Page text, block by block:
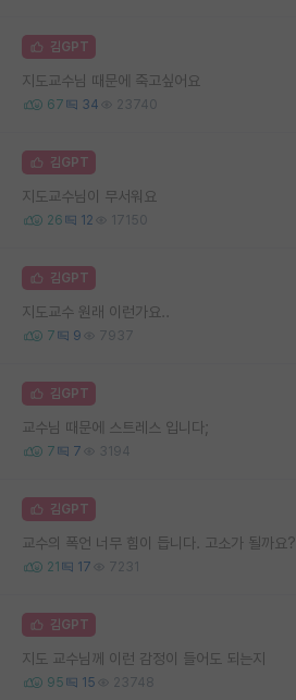
김GPT
지도교수님 때문에 죽고싶어요
67 34 23740
김GPT
지도교수님이 무서워요
26 12 17150
김GPT
지도교수 원래 이런가요..
7 9 7937
김GPT
교수님 때문에 스트레스 입니다;
7 7 3194
김GPT
교수의 폭언 너무 힘이 듭니다. 고소가 될까요?
21 17 7231
김GPT
지도 교수님께 이런 감정이 들어도 되는지
95 15 23748